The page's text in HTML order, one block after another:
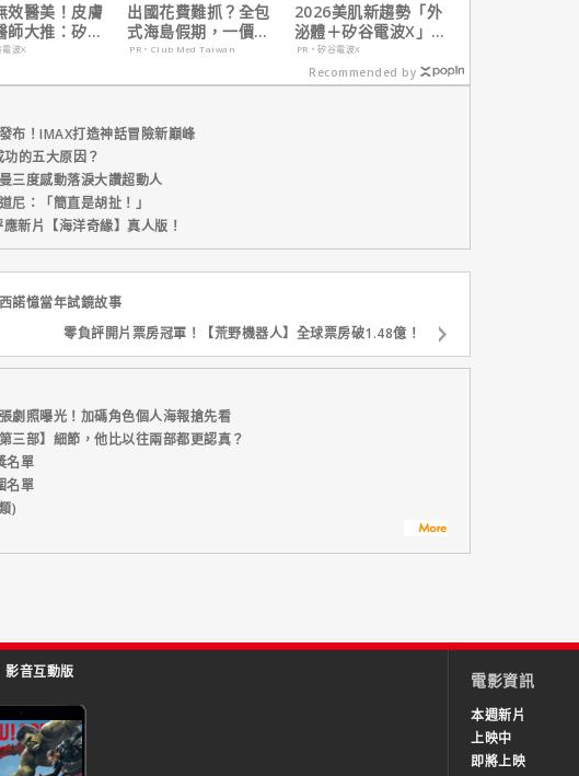
效醫美！皮膚
師大推：矽谷
讓肌膚由內而
電波X
出國花費難抓？全包
式海島假期，一價搞
定食宿玩樂，省錢更
PR・Club Med Taiwan
2026美肌新趨勢「外
泌體＋矽谷電波X」聯
手，開啟高階養膚新
世代
PR・矽谷電波X
Recommended by
布！IMAX打造神話冒險新巔峰
的五大原因？
三度感動落淚大讚超動人
尼：「簡直是胡扯！」
新片【海洋奇緣】真人版！
諾憶當年試鏡故事
零負評開片票房冠軍！【荒野機器人】全球票房破1.48億！
劇照曝光！加碼角色個人海報搶先看
三部】細節，他比以往兩部都更認真？
名單
名單
)
影音互動版 電影資訊
本週新片
上映中
即將上映